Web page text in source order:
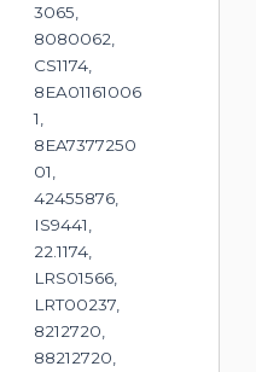
3065,
8080062,
CS1174,
8EA01161006
1,
8EA7377250
01,
42455876,
IS9441,
22.1174,
LRS01566,
LRT00237,
8212720,
88212720,